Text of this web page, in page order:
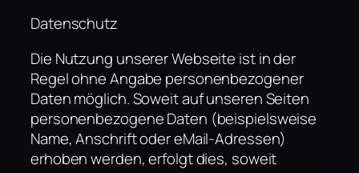
Datenschutz
Die Nutzung unserer Webseite ist in der
Regel ohne Angabe personenbezogener
Daten möglich. Soweit auf unseren Seiten
personenbezogene Daten (beispielsweise
Name, Anschrift oder eMail-Adressen)
erhoben werden, erfolgt dies, soweit